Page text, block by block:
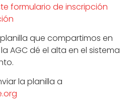
formulario de inscripción
que compartimos en
AGC dé el alta en el sistema
la planilla a